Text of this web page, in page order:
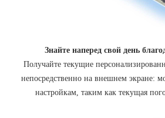
Знайте наперед свой день
Получайте текущие
непосредственно на внешнем экране:
настройкам, таким как текущая